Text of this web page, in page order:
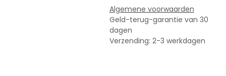
Algemene voorwaarden
Geld-terug-garantie van 30
dagen
Verzending: 2-3 werkdagen